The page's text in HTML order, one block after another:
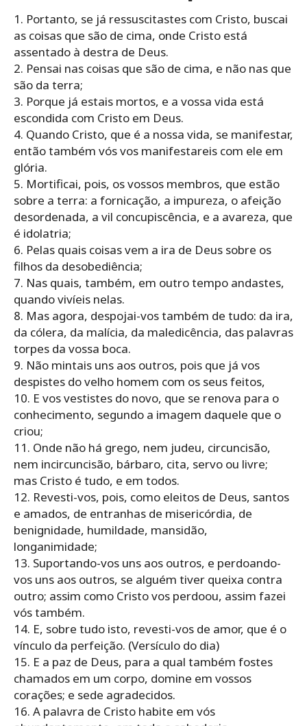
1. Portanto, se já ressuscitastes com Cristo, buscai
as coisas que são de cima, onde Cristo está
assentado à destra de Deus.
2. Pensai nas coisas que são de cima, e não nas que
são da terra;
3. Porque já estais mortos, e a vossa vida está
escondida com Cristo em Deus.
4. Quando Cristo, que é a nossa vida, se manifestar,
então também vós vos manifestareis com ele em
glória.
5. Mortificai, pois, os vossos membros, que estão
sobre a terra: a fornicação, a impureza, o afeição
desordenada, a vil concupiscência, e a avareza, que
é idolatria;
6. Pelas quais coisas vem a ira de Deus sobre os
filhos da desobediência;
7. Nas quais, também, em outro tempo andastes,
quando vivíeis nelas.
8. Mas agora, despojai-vos também de tudo: da ira,
da cólera, da malícia, da maledicência, das palavras
torpes da vossa boca.
9. Não mintais uns aos outros, pois que já vos
despistes do velho homem com os seus feitos,
10. E vos vestistes do novo, que se renova para o
conhecimento, segundo a imagem daquele que o
criou;
11. Onde não há grego, nem judeu, circuncisão,
nem incircuncisão, bárbaro, cita, servo ou livre;
mas Cristo é tudo, e em todos.
12. Revesti-vos, pois, como eleitos de Deus, santos
e amados, de entranhas de misericórdia, de
benignidade, humildade, mansidão,
longanimidade;
13. Suportando-vos uns aos outros, e perdoando-
vos uns aos outros, se alguém tiver queixa contra
outro; assim como Cristo vos perdoou, assim fazei
vós também.
14. E, sobre tudo isto, revesti-vos de amor, que é o
vínculo da perfeição. (Versículo do dia)
15. E a paz de Deus, para a qual também fostes
chamados em um corpo, domine em vossos
corações; e sede agradecidos.
16. A palavra de Cristo habite em vós